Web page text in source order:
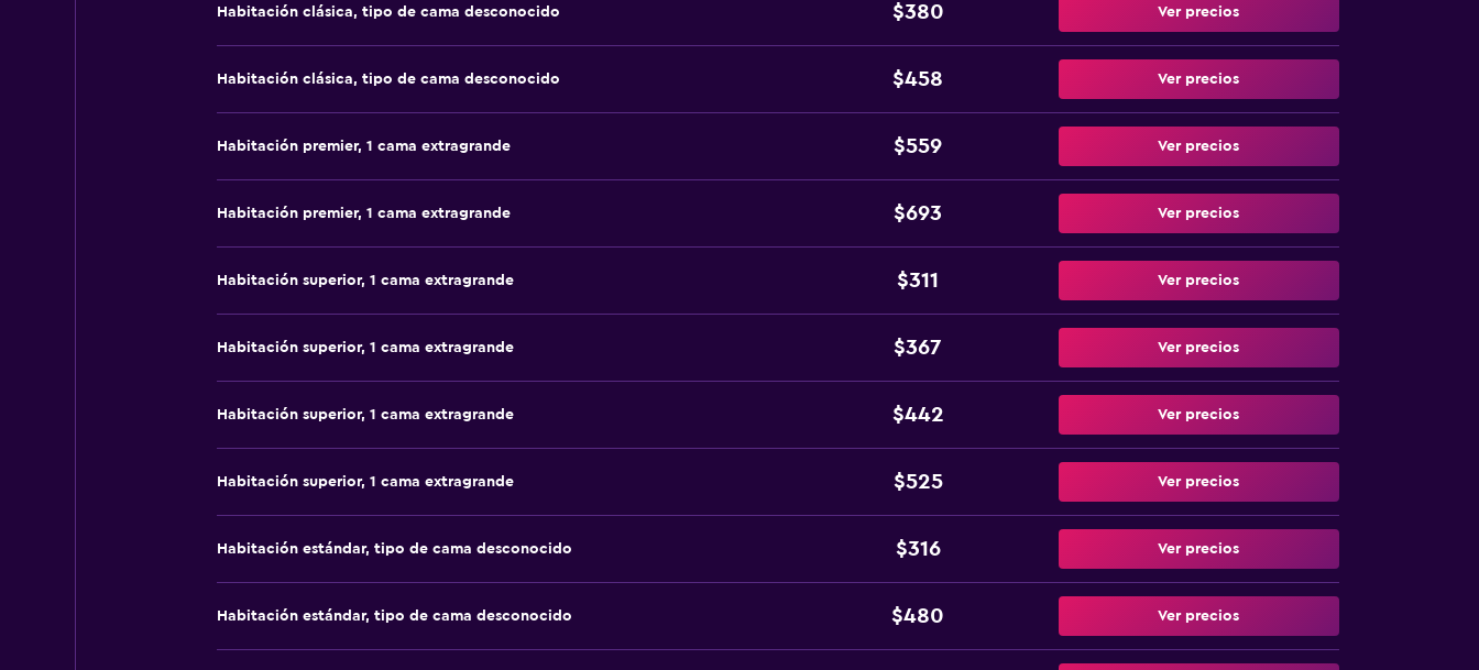
Habitación clásica, tipo de cama desconocido $380 Ver precios
Habitación clásica, tipo de cama desconocido $458 Ver precios
Habitación premier, 1 cama extragrande $559 Ver precios
Habitación premier, 1 cama extragrande $693 Ver precios
Habitación superior, 1 cama extragrande $311 Ver precios
Habitación superior, 1 cama extragrande $367 Ver precios
Habitación superior, 1 cama extragrande $442 Ver precios
Habitación superior, 1 cama extragrande $525 Ver precios
Habitación estándar, tipo de cama desconocido $316 Ver precios
Habitación estándar, tipo de cama desconocido $480 Ver precios